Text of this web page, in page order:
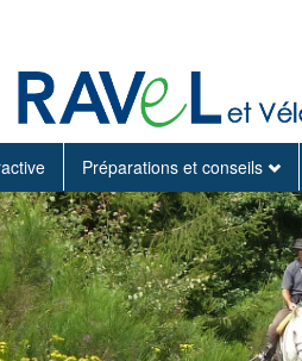
Préparations et conseils